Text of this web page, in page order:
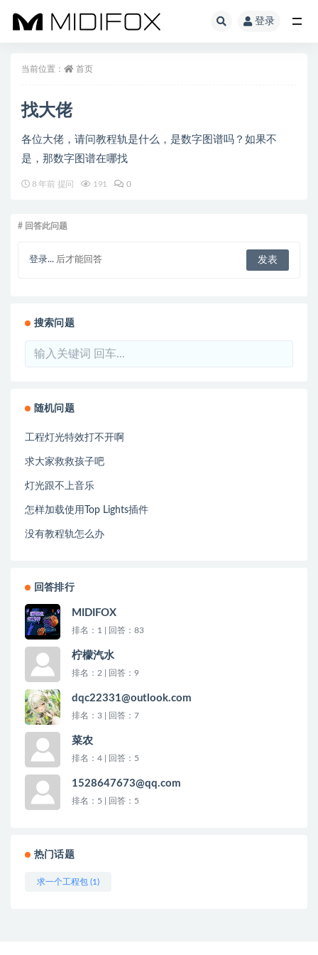
登录
当前位置： 首页
找大佬
各位大佬，请问教程轨是什么，是数字图谱吗？如果不
是，那数字图谱在哪找
8 年前 提问 191 0
# 回答此问题
登录... 后才能回答
搜索问题
随机问题
工程灯光特效打不开啊
求大家救救孩子吧
灯光跟不上音乐
怎样加载使用Top Lights插件
没有教程轨怎么办
回答排行
MIDIFOX
排名：1 | 回答：83
柠檬汽水
排名：2 | 回答：9
dqc22331@outlook.com
排名：3 | 回答：7
菜农
排名：4 | 回答：5
1528647673@qq.com
排名：5 | 回答：5
热门话题
求一个工程包 (1)